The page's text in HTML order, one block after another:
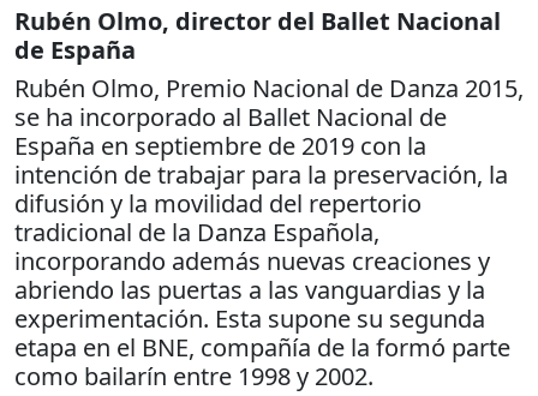
Rubén Olmo, director del Ballet Nacional
de España
Rubén Olmo, Premio Nacional de Danza 2015,
se ha incorporado al Ballet Nacional de
España en septiembre de 2019 con la
intención de trabajar para la preservación, la
difusión y la movilidad del repertorio
tradicional de la Danza Española,
incorporando además nuevas creaciones y
abriendo las puertas a las vanguardias y la
experimentación. Esta supone su segunda
etapa en el BNE, compañía de la formó parte
como bailarín entre 1998 y 2002.